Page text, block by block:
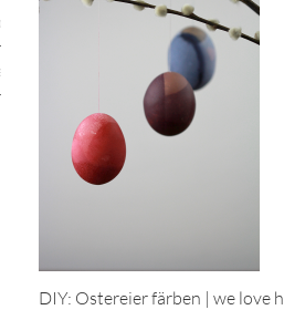
DIY: Ostereier färben | we love